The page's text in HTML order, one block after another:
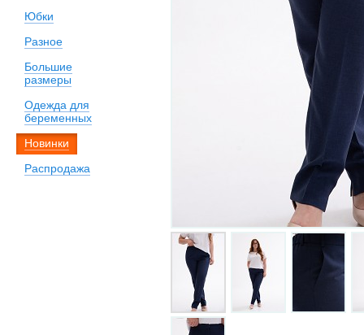
Юбки
Разное
Большие
размеры
Одежда для
беременных
Новинки
Распродажа